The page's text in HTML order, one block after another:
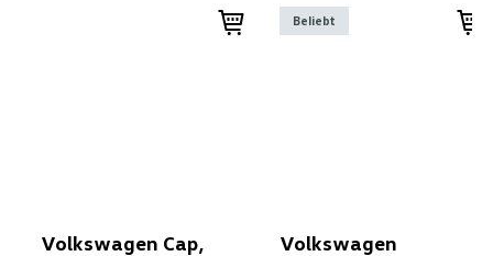
Volkswagen Cap,
Beliebt
Volkswagen